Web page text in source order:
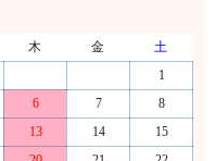
木 金
土
1
6 7
8
13 14
15